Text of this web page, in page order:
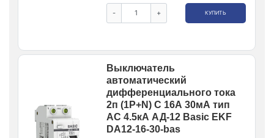
- + КУПИТЬ
Выключатель
автоматический
дифференциального тока
2п (1P+N) C 16А 30мА тип
AC 4.5кА АД-12 Basic EKF
DA12-16-30-bas